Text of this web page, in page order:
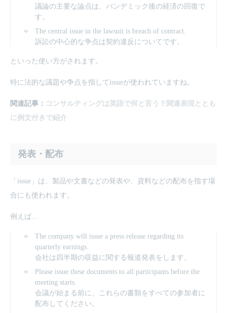
議論の主要な論点は、パンデミック後の経済の回復で
す。
The central issue in the lawsuit is breach of contract.
訴訟の中心的な争点は契約違反についてです。
といった使い方がされます。
特に法的な議題や争点を指してissueが使われていますね。
関連記事： コンサルティングは英語で何と言う？関連表現ととも
に例文付きで紹介
発表・配布
「issue」は、製品や文書などの発表や、資料などの配布を指す場
合にも使われます。
例えば…
The company will issue a press release regarding its
quarterly earnings.
会社は四半期の収益に関する報道発表をします。
Please issue these documents to all participants before the
meeting starts.
会議が始まる前に、これらの書類をすべての参加者に
配布してください。